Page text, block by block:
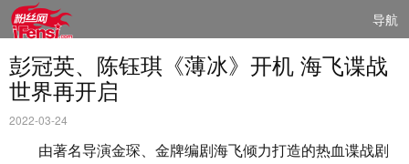
导航
彭冠英、陈钰琪《薄冰》开机 海飞谍战
世界再开启
2022-03-24
由著名导演金琛、金牌编剧海飞倾力打造的热血谍战剧